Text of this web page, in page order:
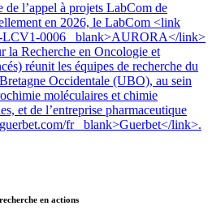
de l’appel à projets LabCom de
en 2026, le LabCom <link
LCV1-0006 _blank>AURORA</link>
Recherche en Oncologie et
réunit les équipes de recherche du
Occidentale (UBO), au sein
moléculaires et chimie
et de l’entreprise pharmaceutique
fr _blank>Guerbet</link>.
en actions